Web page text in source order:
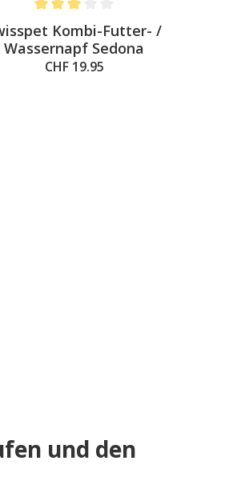
Average rating of 3 out of 5 stars
Kombi-Futter- /
Wassernapf Sedona
CHF 19.95
und den